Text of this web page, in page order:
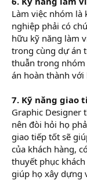
Làm việc nhóm là
nghiệp phải có
hữu kỹ năng làm
trong cùng dự án
thuẫn trong
án hoàn thành
7. Kỹ năng giao
Graphic Designer
nên đòi hỏi họ
giao tiếp tốt sẽ
của khách hàng,
thuyết phục
giúp họ xây dựng